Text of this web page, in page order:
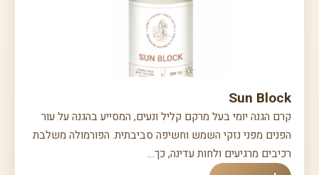
Sun Block
קרם הגנה יומי בעל מרקם קליל ונעים, המסייע בהגנה על עור
הפנים מפני נזקי השמש וחשיפה סביבתית. הפורמולה משלבת
רכיבים מרגיעים ולחות עדינה, כך…